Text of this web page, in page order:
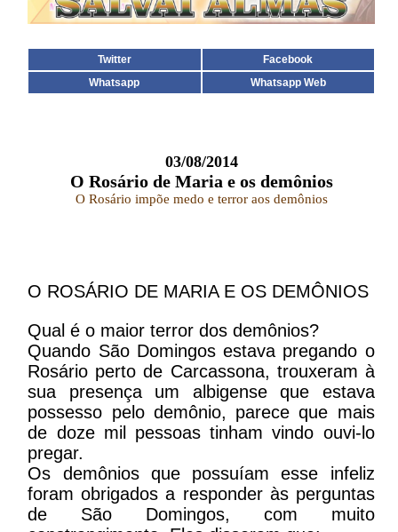
Twitter
Facebook
Whatsapp
Whatsapp Web
03/08/2014
O Rosário de Maria e os demônios
O Rosário impõe medo e terror aos demônios
O ROSÁRIO DE MARIA E OS DEMÔNIOS
Qual é o maior terror dos demônios?
Quando São Domingos estava pregando o
Rosário perto de Carcassona, trouxeram à
sua presença um albigense que estava
possesso pelo demônio, parece que mais
de doze mil pessoas tinham vindo ouvi-lo
pregar.
Os demônios que possuíam esse infeliz
foram obrigados a responder às perguntas
de São Domingos, com muito